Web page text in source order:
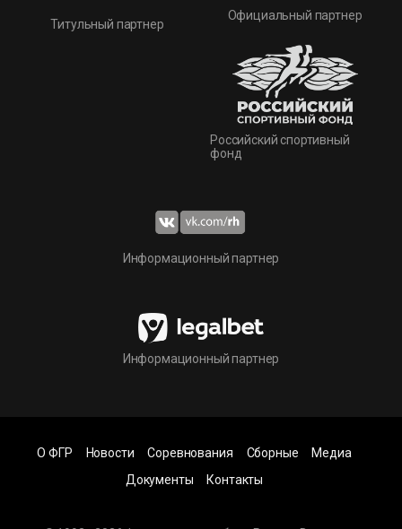
Титульный партнер
Официальный партнер
Российский спортивный
фонд
Информационный партнер
Информационный партнер
О ФГР Новости Соревнования Сборные
Медиа
Документы
Контакты